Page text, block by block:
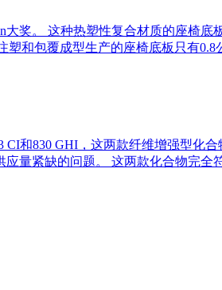
奖。 这种热塑性复合材质的座椅底
塑和包覆成型生产的座椅底板只有
CI和830 GHI，这两款纤维增强型化
应量紧缺的问题。 这两款化合物完全